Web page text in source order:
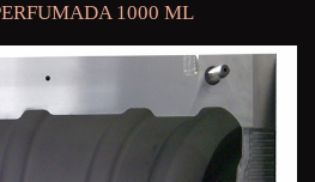
1000 ML